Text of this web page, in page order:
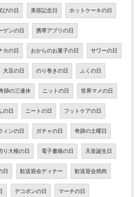
びの日 美容記念日 ホットケーキの日
ゲンの日 携帯アプリの日
カの日 おからのお菓子の日 サワーの日
大豆の日 のり巻きの日 ふくの日
跡の三連休 ニットの日 世界マメの日
の日 ニートの日 フットケアの日
ィンの日 ガチャの日 奇跡の土曜日
り大根の日 電子書籍の日 天皇誕生日
日 歓送迎会ディナー 歓送迎会焼肉
デコポンの日 マーチの日